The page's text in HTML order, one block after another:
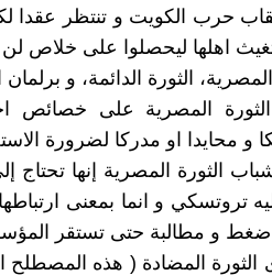
حرب الكويت و تنتظر
اهلها ليحصلوا على خلاص لن
المصرية، الثورة الدائمة، و
الثورة المصرية على خصائص
و محايدا او مدركا لضرورة
الثورة المصرية إنها تحتاج
تروتسكي و انما بمعنى
و مطالبة حتى تستقر
الثورة المضادة ( هذه